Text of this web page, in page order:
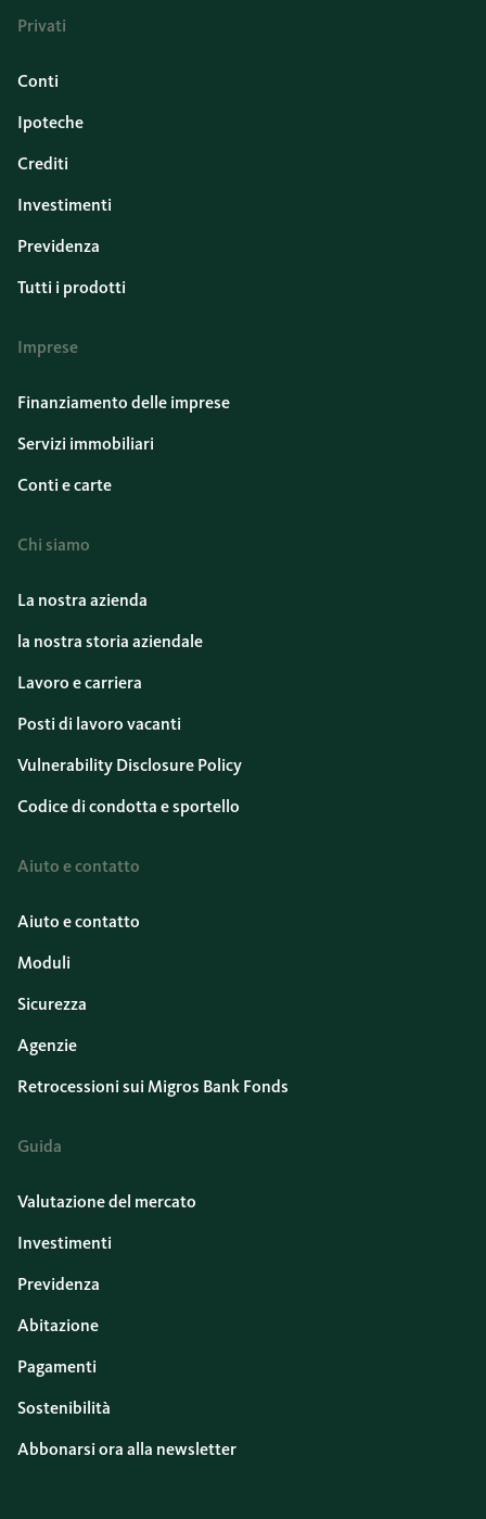
Privati
Conti
Ipoteche
Crediti
Investimenti
Previdenza
Tutti i prodotti
Imprese
Finanziamento delle imprese
Servizi immobiliari
Conti e carte
Chi siamo
La nostra azienda
la nostra storia aziendale
Lavoro e carriera
Posti di lavoro vacanti
Vulnerability Disclosure Policy
Codice di condotta e sportello
Aiuto e contatto
Aiuto e contatto
Moduli
Sicurezza
Agenzie
Retrocessioni sui Migros Bank Fonds
Guida
Valutazione del mercato
Investimenti
Previdenza
Abitazione
Pagamenti
Sostenibilità
Abbonarsi ora alla newsletter